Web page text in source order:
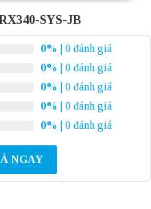
SYS-JB
0%
| 0 đánh giá
0%
| 0 đánh giá
0%
| 0 đánh giá
0%
| 0 đánh giá
0% | 0 đánh giá
NGAY